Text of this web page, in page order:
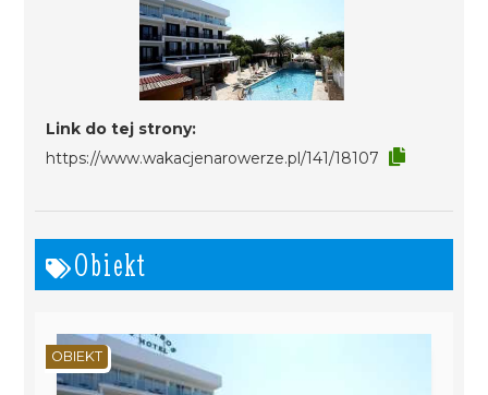
Link do tej strony:
https://www.wakacjenarowerze.pl/141/18107
Obiekt
OBIEKT